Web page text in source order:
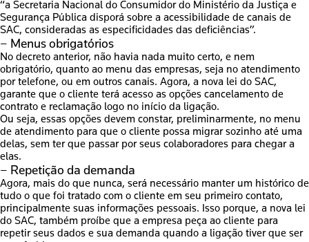
“a Secretaria Nacional do Consumidor do Ministério da Justiça e
Segurança Pública disporá sobre a acessibilidade de canais de
SAC, consideradas as especificidades das deficiências”.
– Menus obrigatórios
No decreto anterior, não havia nada muito certo, e nem
obrigatório, quanto ao menu das empresas, seja no atendimento
por telefone, ou em outros canais. Agora, a nova lei do SAC,
garante que o cliente terá acesso as opções cancelamento de
contrato e reclamação logo no início da ligação.
Ou seja, essas opções devem constar, preliminarmente, no menu
de atendimento para que o cliente possa migrar sozinho até uma
delas, sem ter que passar por seus colaboradores para chegar a
elas.
– Repetição da demanda
Agora, mais do que nunca, será necessário manter um histórico de
tudo o que foi tratado com o cliente em seu primeiro contato,
principalmente suas informações pessoais. Isso porque, a nova lei
do SAC, também proíbe que a empresa peça ao cliente para
repetir seus dados e sua demanda quando a ligação tiver que ser